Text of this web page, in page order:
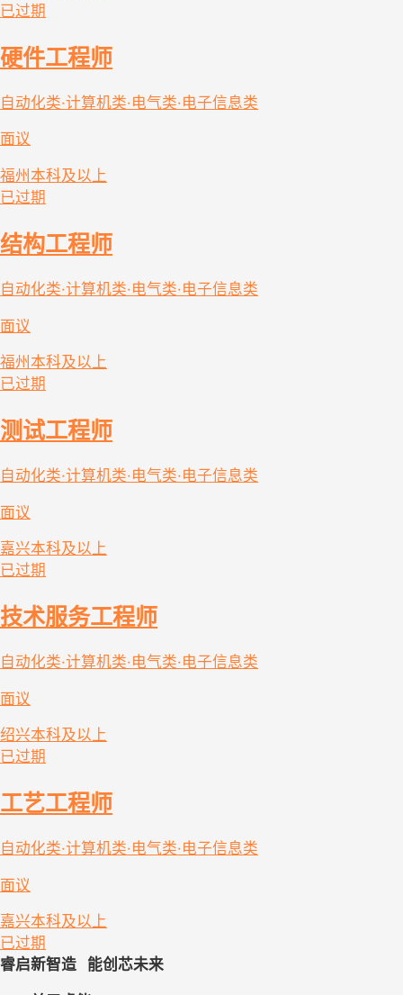
已过期
硬件工程师
自动化类·计算机类·电气类·电子信息类
面议
福州 本科及以上
已过期
结构工程师
自动化类·计算机类·电气类·电子信息类
面议
福州 本科及以上
已过期
测试工程师
自动化类·计算机类·电气类·电子信息类
面议
嘉兴本科及以上
已过期
技术服务工程师
自动化类·计算机类·电气类·电子信息类
面议
绍兴本科及以上
已过期
工艺工程师
自动化类·计算机类·电气类·电子信息类
面议
嘉兴本科及以上
已过期
睿启新智造
能创芯未来